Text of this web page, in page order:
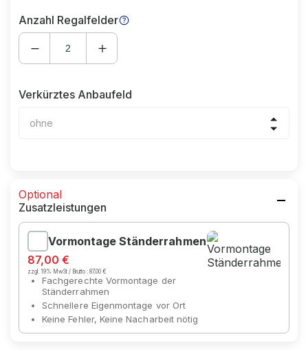
Anzahl Regalfelder
Verkürztes Anbaufeld
ohne
Optional
Zusatzleistungen
Vormontage Ständerrahmen
87,00 €
zzgl. 19% MwSt / Brutto :87,00 €
Fachgerechte Vormontage der
Ständerrahmen
Schnellere Eigenmontage vor Ort
Keine Fehler, Keine Nacharbeit nötig